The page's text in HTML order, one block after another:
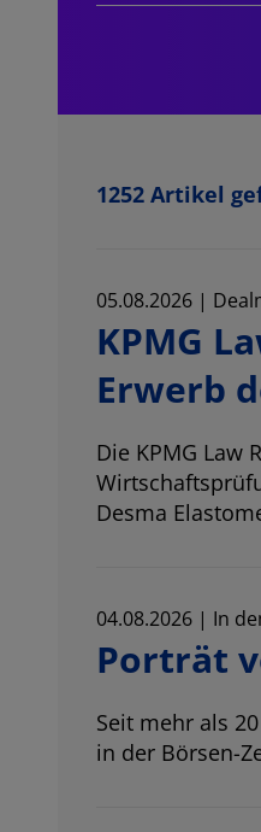
1252 Artikel
05.08.2026 |
KPMG
Erwerb
Die KPMG Law
Desma
04.08.2026 | In
Porträt
Seit mehr als
in der Börsen-